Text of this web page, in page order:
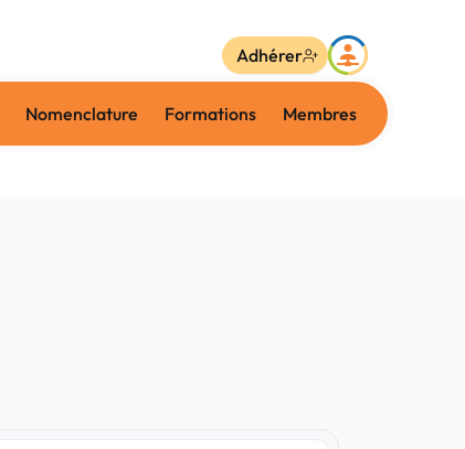
Nomenclature Formations Membres
Adhérer